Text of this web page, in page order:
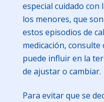
especial cuidado con
los menores, que
estos episodios de
medicación, consulte
puede influir en la
de ajustar o cambiar.
Para evitar que se